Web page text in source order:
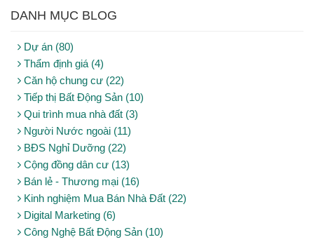
DANH MỤC BLOG
Dự án (80)
Thẩm định giá (4)
Căn hộ chung cư (22)
Tiếp thị Bất Động Sản (10)
Qui trình mua nhà đất (3)
Người Nước ngoài (11)
BĐS Nghỉ Dưỡng (22)
Cộng đồng dân cư (13)
Bán lẻ - Thương mại (16)
Kinh nghiệm Mua Bán Nhà Đất (22)
Digital Marketing (6)
Công Nghệ Bất Động Sản (10)